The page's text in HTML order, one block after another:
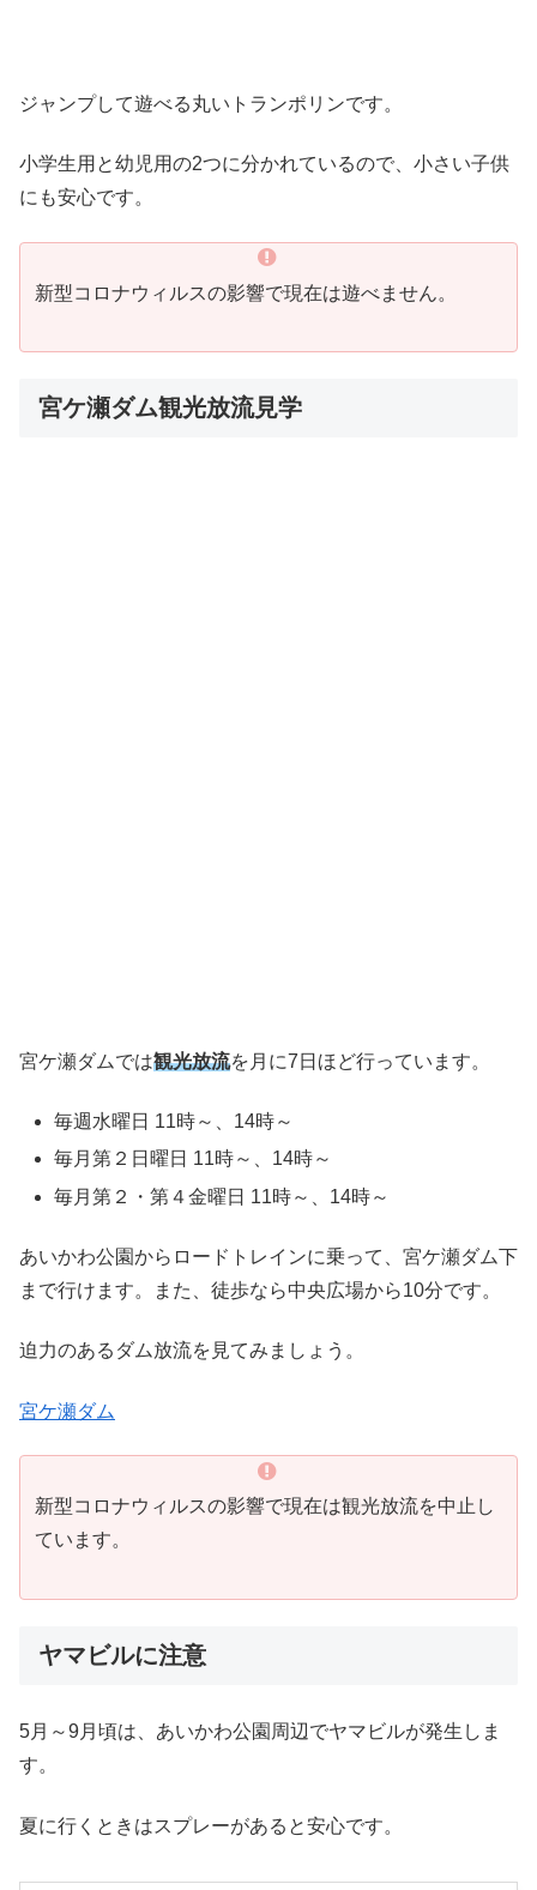
ジャンプして遊べる丸いトランポリンです。
小学生用と幼児用の2つに分かれているので、小さい子供
にも安心です。
新型コロナウィルスの影響で現在は遊べません。
宮ケ瀬ダム観光放流見学
宮ケ瀬ダムでは観光放流を月に7日ほど行っています。
毎週水曜日 11時～、14時～
毎月第２日曜日 11時～、14時～
毎月第２・第４金曜日 11時～、14時～
あいかわ公園からロードトレインに乗って、宮ケ瀬ダム下
まで行けます。また、徒歩なら中央広場から10分です。
迫力のあるダム放流を見てみましょう。
宮ケ瀬ダム
新型コロナウィルスの影響で現在は観光放流を中止し
ています。
ヤマビルに注意
5月～9月頃は、あいかわ公園周辺でヤマビルが発生しま
す。
夏に行くときはスプレーがあると安心です。